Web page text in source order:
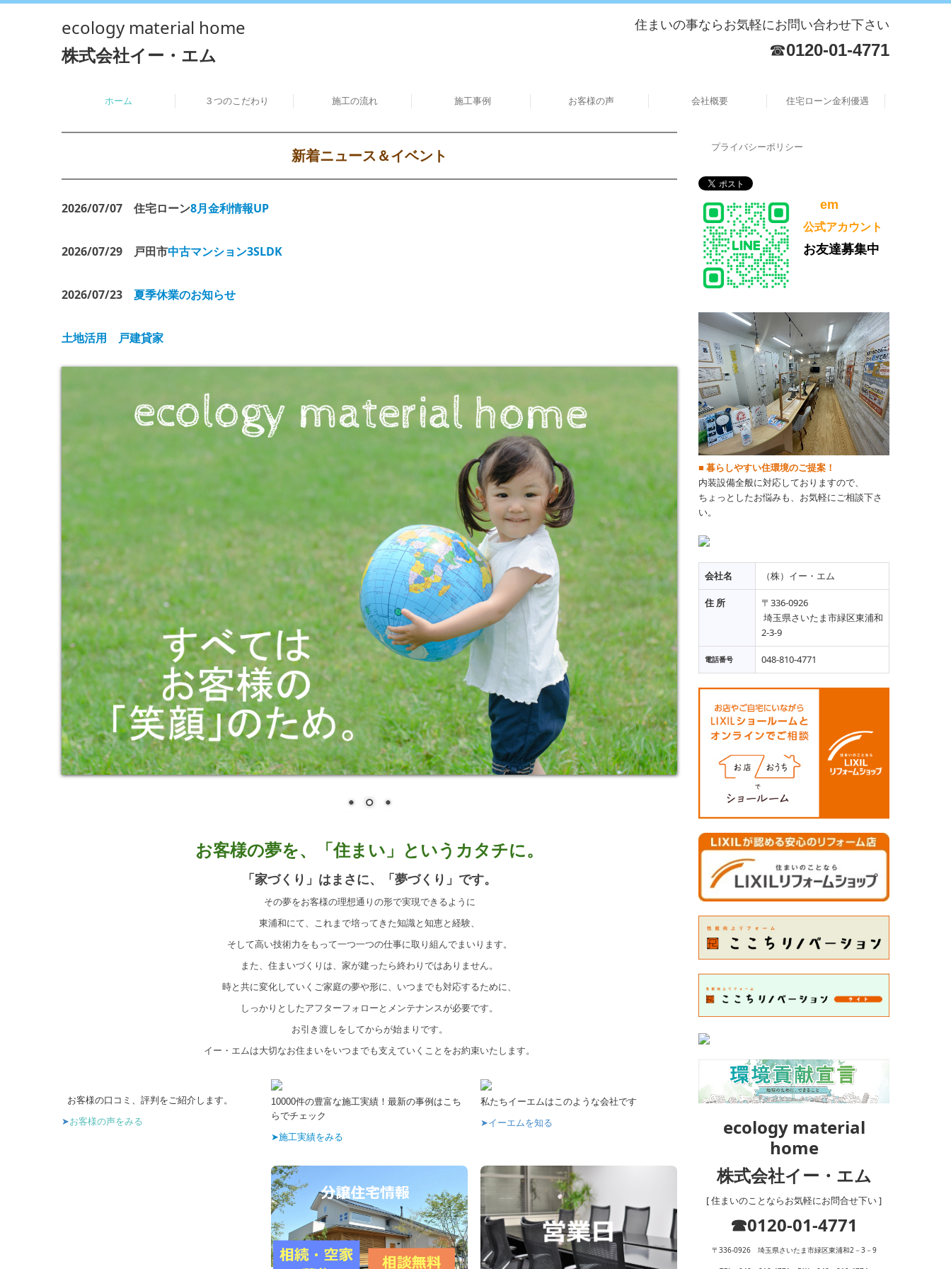
ecology material home
株式会社イー・エム
住まいの事ならお気軽にお問い合わせ下さい
☎0120-01-4771
ホーム ３つのこだわり 施工の流れ 施工事例 お客様の声 会社概要 住宅ローン金利優遇
新着ニュース＆イベント
2026/07/07 住宅ローン8月金利情報UP
2026/07/29 戸田市中古マンション3SLDK
2026/07/23 夏季休業のお知らせ
土地活用 戸建貸家
お客様の夢を、「住まい」という カタチに。
「家づくり」はまさに、「夢づくり」です。
その夢をお客様の理想通りの形で実現できるように
東浦和にて、これまで培ってきた知識と知恵と経験、
そして高い技術力をもって一つ一つの仕事に取り組んでまいります。
また、住まいづくりは、家が建ったら終わりではありません。
時と共に変化していくご家庭の夢や形に、いつまでも対応するために、
しっかりとしたアフターフォローとメンテナンスが必要です。
お引き渡しをしてからが始まりです。
イー・エムは大切なお住まいをいつまでも支えていくことをお約束いたします。
お客様の口コミ、評判をご紹介します。
➤お客様の声をみる
10000件の豊富な施工実績！最新の事例はこち
らでチェック
➤施工実績をみる
私たちイーエムはこのような会社です
➤イーエムを知る
プライバシーポリシー
em
公式アカウント
お友達募集中
■ 暮らしやすい住環境のご提案！
内装設備全般に対応しておりますので
ちょっとしたお悩みも、お気軽にご相談下さ
い。
会社名 （株）イー・エム
住 所
〒336-0926
埼玉県さいたま市緑区東浦和
2-3-9
電話番号 048-810-4771
ecology material
home
株式会社イー・エム
[ 住まいのことならお気軽にお問合せ下い ]
☎0120-01-4771
〒336-0926 埼玉県さいたま市緑区東浦和2－3－9